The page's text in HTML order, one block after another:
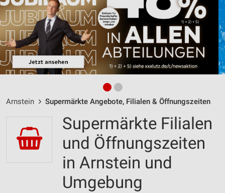
Arnstein Supermärkte Angebote, Filialen & Öffnungszeiten
Supermärkte Filialen
und Öffnungszeiten
in Arnstein und
Umgebung